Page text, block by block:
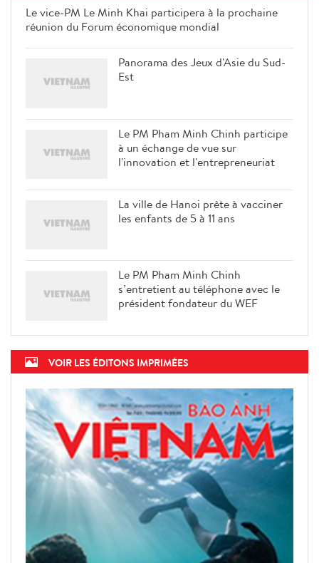
Le vice-PM Le Minh Khai
participera à la prochaine réunion
Le PM Pham Minh Chinh participe
à un échange de vue sur
l'innovation et l'entrepreneuriat
Le PM Pham Minh Chinh
s’entretient au téléphone avec le
VOIR LES ÉDITONS IMPRIMÉES